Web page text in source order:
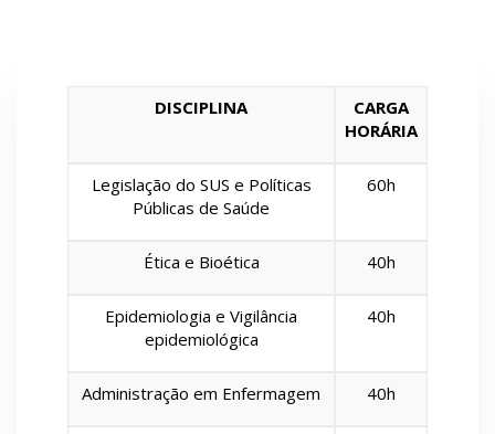
DISCIPLINA
CARGA
HORÁRIA
Legislação do SUS e Políticas
Públicas de Saúde
60h
Ética e Bioética 40h
Epidemiologia e Vigilância
epidemiológica
40h
Administração em Enfermagem 40h